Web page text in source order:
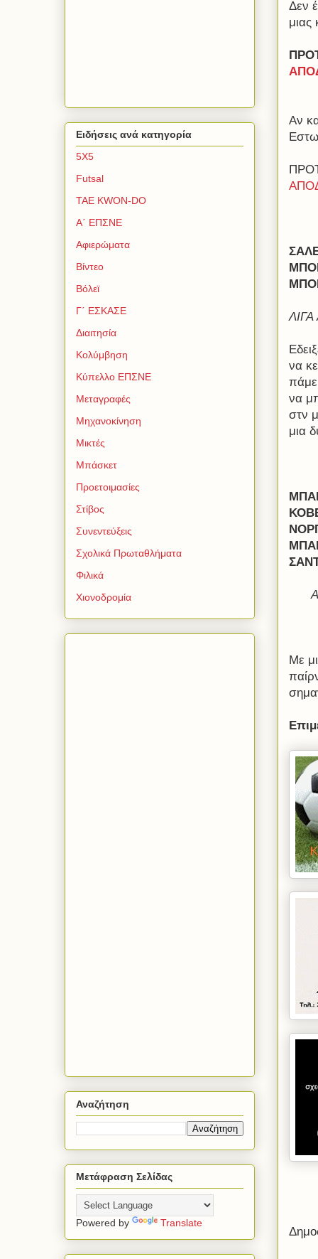
Δεν
μιας
Αν
ΛΙΓΑ
να
πάμε
να
στν
μια
Με
Ειδήσεις ανά κατηγορία
5Χ5
Futsal
TAE KWON-DO
Α΄ ΕΠΣΝΕ
Αφιερώματα
Βίντεο
Βόλεϊ
Γ΄ ΕΣΚΑΣΕ
Διαιτησία
Κολύμβηση
Κύπελλο ΕΠΣΝΕ
Μεταγραφές
Μηχανοκίνηση
Μικτές
Μπάσκετ
Προετοιμασίες
Στίβος
Συνεντεύξεις
Σχολικά Πρωταθλήματα
Φιλικά
Χιονοδρομία
Αναζήτηση
Μετάφραση Σελίδας
Powered by Translate